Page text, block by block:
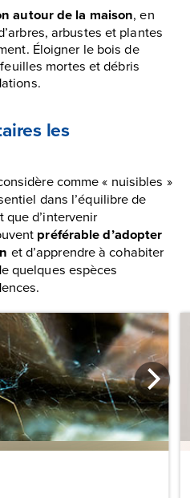
autour de la maison, en
arbustes et plantes
Éloigner le bois de
mortes et débris
les
comme « nuisibles »
dans l’équilibre de
d’intervenir
préférable d’adopter
et d’apprendre à cohabiter
quelques espèces